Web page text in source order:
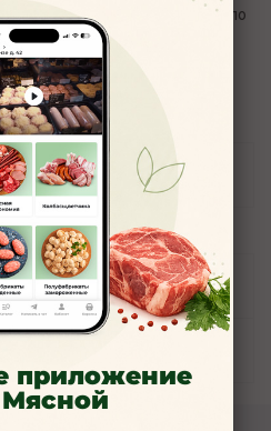
продукции принимаются по
и телефону
приложение